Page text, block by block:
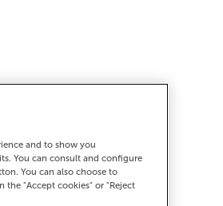
Como chegar
and to show you
You can consult and configure
You can also choose to
the "Accept cookies" or "Reject